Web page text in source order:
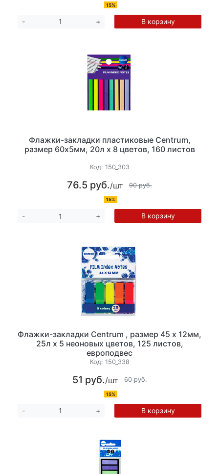
15%
- + В корзину
Флажки-закладки пластиковые Centrum,
размер 60х5мм, 20л х 8 цветов, 160 листов
Код: 150_303
76.5 руб./шт 90 руб.
15%
- + В корзину
Флажки-закладки Centrum , размер 45 х 12мм,
25л х 5 неоновых цветов, 125 листов,
европодвес
Код: 150_338
51 руб./шт 60 руб.
15%
- + В корзину